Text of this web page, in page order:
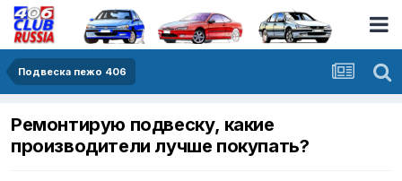
Подвеска пежо 406
Ремонтирую подвеску, какие
производители лучше покупать?